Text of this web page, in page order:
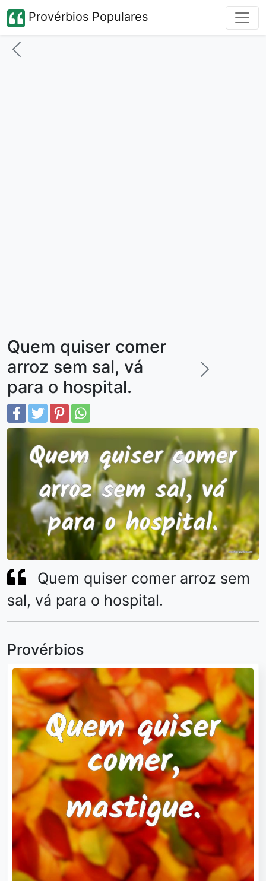
Provérbios Populares
Quem quiser comer
arroz sem sal, vá
para o hospital.
Quem quiser comer arroz sem
sal, vá para o hospital.
Provérbios